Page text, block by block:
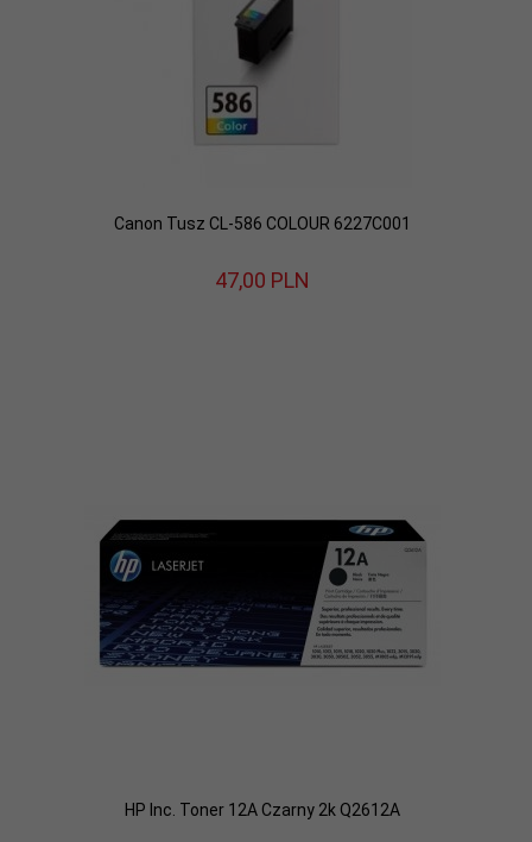
Canon Tusz CL-586 COLOUR 6227C001
47,00 PLN
HP Inc. Toner 12A Czarny 2k Q2612A